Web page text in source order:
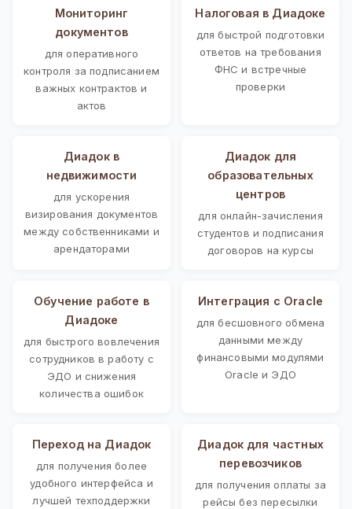
Мониторинг
документов
для оперативного
контроля за подписанием
важных контрактов и
актов
Налоговая в Диадоке
для быстрой подготовки
ответов на требования
ФНС и встречные
проверки
Диадок в
недвижимости
для ускорения
визирования документов
между собственниками и
арендаторами
Диадок для
образовательных
центров
для онлайн-зачисления
студентов и подписания
договоров на курсы
Обучение работе в
Диадоке
для быстрого вовлечения
сотрудников в работу с
ЭДО и снижения
количества ошибок
Интеграция с Oracle
для бесшовного обмена
данными между
финансовыми модулями
Oracle и ЭДО
Переход на Диадок
для получения более
удобного интерфейса и
лучшей техподдержки
Диадок для частных
перевозчиков
для получения оплаты за
рейсы без пересылки